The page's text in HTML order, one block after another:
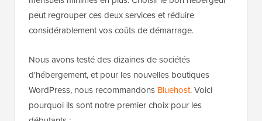
peut regrouper ces deux services et réduire
considérablement vos coûts de démarrage.
Nous avons testé des dizaines de sociétés
d'hébergement, et pour les nouvelles boutiques
WordPress, nous recommandons Bluehost. Voici
pourquoi ils sont notre premier choix pour les